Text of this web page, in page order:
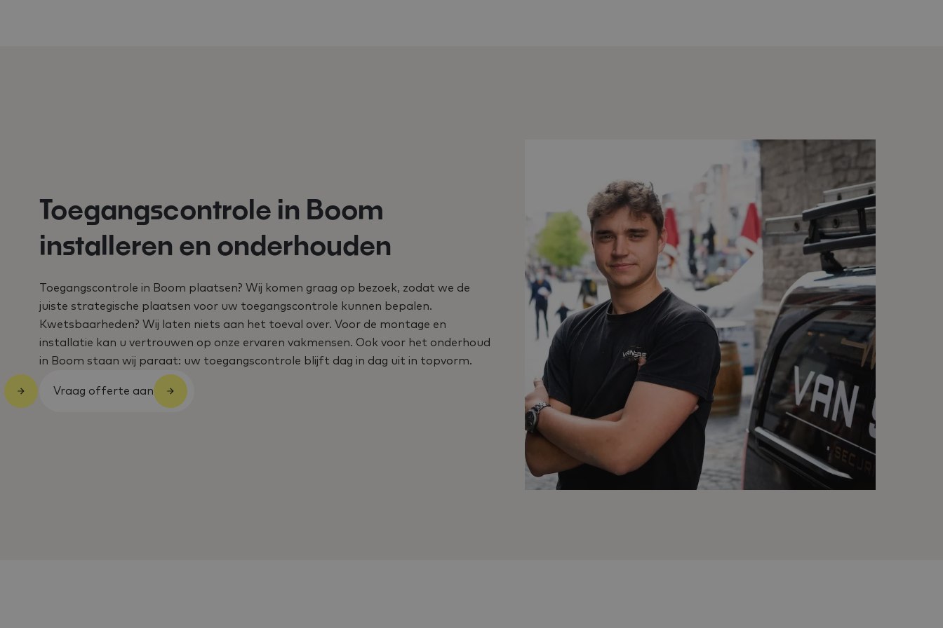
Toegangscontrole in Boom
installeren en onderhouden
Toegangscontrole in Boom plaatsen? Wij komen graag op bezoek, zodat we de
juiste strategische plaatsen voor uw toegangscontrole kunnen bepalen.
Kwetsbaarheden? Wij laten niets aan het toeval over. Voor de montage en
installatie kan u vertrouwen op onze ervaren vakmensen. Ook voor het onderhoud
in Boom staan wij paraat: uw toegangscontrole blijft dag in dag uit in topvorm.
Vraag offerte aan